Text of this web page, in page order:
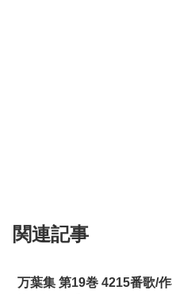
関連記事
万葉集 第19巻 4215番歌/